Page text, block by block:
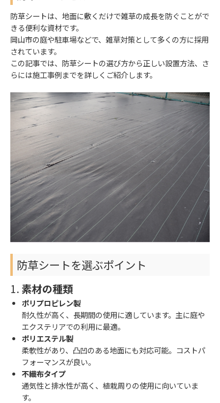
防草シートは、地面に敷くだけで雑草の成長を防ぐことがで
きる便利な資材です。
岡山市の庭や駐車場などで、雑草対策として多くの方に採用
されています。
この記事では、防草シートの選び方から正しい設置方法、さ
らには施工事例までを詳しくご紹介します。
防草シートを選ぶポイント
1. 素材の種類
ポリプロピレン製
耐久性が高く、長期間の使用に適しています。主に庭や
エクステリアでの利用に最適。
ポリエステル製
柔軟性があり、凸凹のある地面にも対応可能。コストパ
フォーマンスが良い。
不織布タイプ
通気性と排水性が高く、植栽周りの使用に向いていま
す。